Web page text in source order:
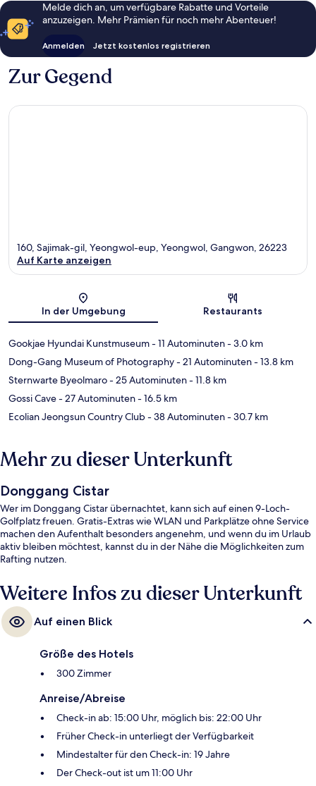
Melde dich an, um verfügbare Rabatte und Vorteile
anzuzeigen. Mehr Prämien für noch mehr Abenteuer!
Anmelden Jetzt kostenlos registrieren
Zur Gegend
160, Sajimak-gil, Yeongwol-eup, Yeongwol, Gangwon, 26223
Auf Karte anzeigen
In der Umgebung Restaurants
Gookjae Hyundai Kunstmuseum- 11 Autominuten- 3.0 km
Dong-Gang Museum of Photography- 21 Autominuten- 13.8 km
Sternwarte Byeolmaro- 25 Autominuten- 11.8 km
Gossi Cave- 27 Autominuten- 16.5 km
Ecolian Jeongsun Country Club- 38 Autominuten- 30.7 km
Mehr zu dieser Unterkunft
Donggang Cistar
Wer im Donggang Cistar übernachtet, kann sich auf einen 9-Loch-
Golfplatz freuen. Gratis-Extras wie WLAN und Parkplätze ohne Service
machen den Aufenthalt besonders angenehm, und wenn du im Urlaub
aktiv bleiben möchtest, kannst du in der Nähe die Möglichkeiten zum
Rafting nutzen.
Weitere Infos zu dieser Unterkunft
Auf einen Blick
Größe des Hotels
300 Zimmer
Anreise/Abreise
Check-in ab: 15:00 Uhr, möglich bis: 22:00 Uhr
Früher Check-in unterliegt der Verfügbarkeit
Mindestalter für den Check-in: 19 Jahre
Der Check-out ist um 11:00 Uhr